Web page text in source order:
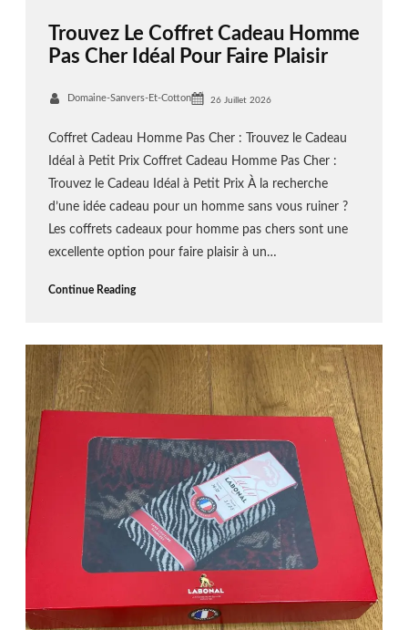
Trouvez Le Coffret Cadeau Homme
Pas Cher Idéal Pour Faire Plaisir
Domaine-Sanvers-Et-Cotton 26 Juillet 2026
Coffret Cadeau Homme Pas Cher : Trouvez le Cadeau
Idéal à Petit Prix Coffret Cadeau Homme Pas Cher :
Trouvez le Cadeau Idéal à Petit Prix À la recherche
d’une idée cadeau pour un homme sans vous ruiner ?
Les coffrets cadeaux pour homme pas chers sont une
excellente option pour faire plaisir à un…
Continue Reading